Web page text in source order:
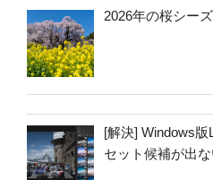
2026年の桜シー
[解決] Windows版
セット候補が出